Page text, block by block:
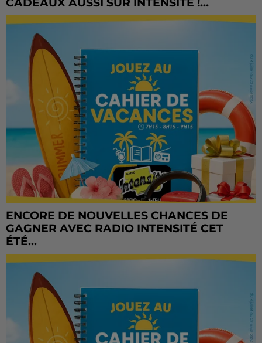
CADEAUX AUSSI SUR INTENSITÉ !...
ENCORE DE NOUVELLES CHANCES DE
GAGNER AVEC RADIO INTENSITÉ CET
ÉTÉ...